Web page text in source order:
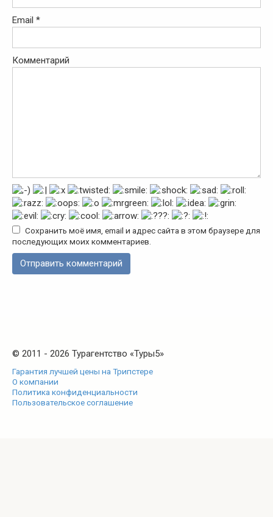
Email *
Комментарий
Сохранить моё имя, email и адрес сайта в этом браузере для
последующих моих комментариев.
© 2011 - 2026 Турагентство «Туры5»
Гарантия лучшей цены на Трипстере
О компании
Политика конфиденциальности
Пользовательское соглашение